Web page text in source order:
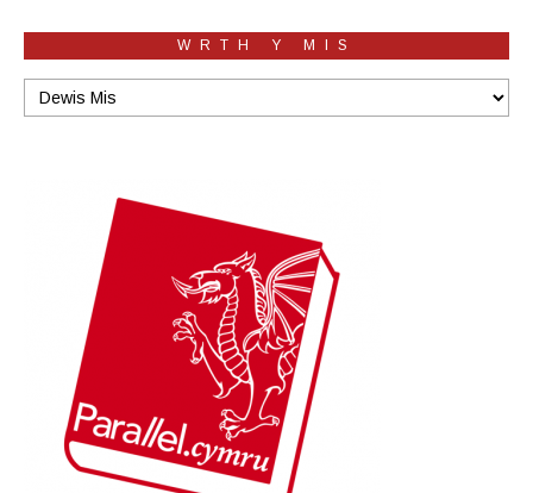
WRTH Y MIS
Wrth
y